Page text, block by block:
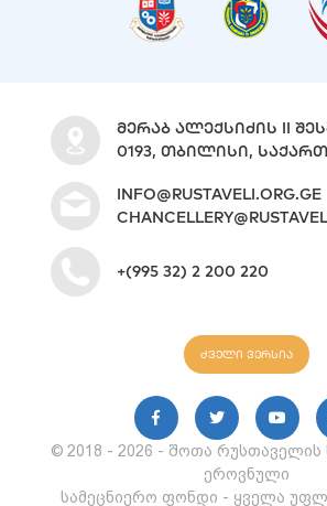
© 2018 - 2026 - შოთა
ეროვნული
სამეცნიერო ფონდი - ყველა
ᲛᲔᲠᲐᲑ ᲐᲚᲔᲥᲡᲘᲫᲘᲡ II
0193, ᲗᲑᲘᲚᲘᲡᲘ,
INFO@RUSTAVELI.ORG.GE
+(995 32) 2 200 220
ძველი ვერსია